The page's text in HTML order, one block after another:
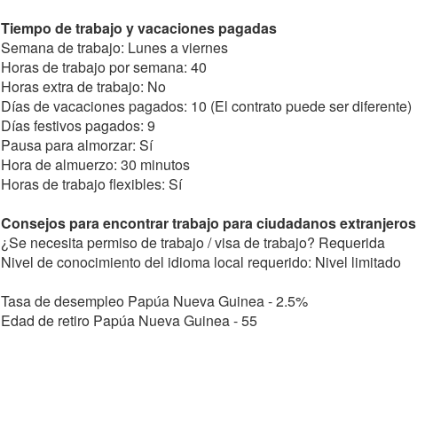
Tiempo de trabajo y vacaciones pagadas
Semana de trabajo: Lunes a viernes
Horas de trabajo por semana: 40
Horas extra de trabajo: No
Días de vacaciones pagados: 10 (El contrato puede ser diferente)
Días festivos pagados: 9
Pausa para almorzar: Sí
Hora de almuerzo: 30 minutos
Horas de trabajo flexibles: Sí
Consejos para encontrar trabajo para ciudadanos extranjeros
¿Se necesita permiso de trabajo / visa de trabajo? Requerida
Nivel de conocimiento del idioma local requerido: Nivel limitado
Tasa de desempleo Papúa Nueva Guinea - 2.5%
Edad de retiro Papúa Nueva Guinea - 55